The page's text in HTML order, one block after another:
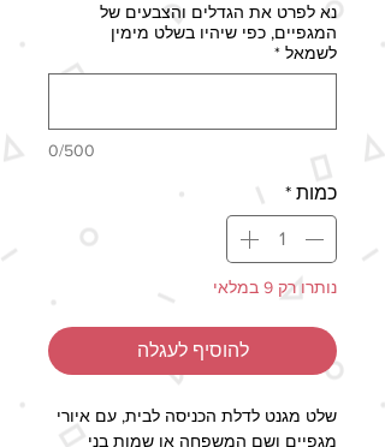
נא לפרט את הגדלים והצבעים של
המגפיים, כפי שיהיו בשלט מימין
לשמאל *
0/500
כמות *
נותרו רק 9 במלאי
להוסיף לעגלה
שלט מגנט לדלת הכניסה לבית, עם איורי
מגפיים ושם המשפחה או שמות בני